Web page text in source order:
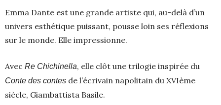
Emma Dante est une grande artiste qui, au-delà d’un
univers esthétique puissant, pousse loin ses réflexions
sur le monde. Elle impressionne.
Avec Re Chichinella, elle clôt une trilogie inspirée du
Conte des contes de l’écrivain napolitain du XVIème
siècle, Giambattista Basile.